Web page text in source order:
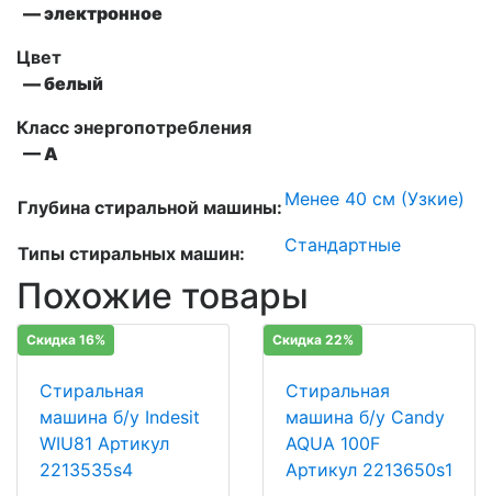
— электронное
Цвет
— белый
Класс энергопотребления
— А
Глубина стиральной машины: Менее 40 см (Узкие)
Типы стиральных машин: Стандартные
Похожие товары
Скидка 16%
Стиральная
машина б/у Indesit
WIU81 Артикул
2213535s4
Скидка 22%
Стиральная
машина б/у Candy
AQUA 100F
Артикул 2213650s1